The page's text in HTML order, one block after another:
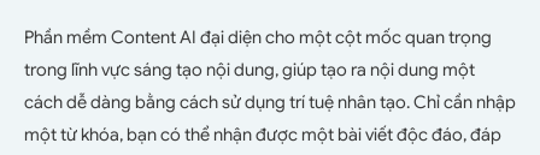
Phần mềm Content AI đại diện cho một cột mốc quan trọng
trong lĩnh vực sáng tạo nội dung, giúp tạo ra nội dung một
cách dễ dàng bằng cách sử dụng trí tuệ nhân tạo. Chỉ cần nhập
một từ khóa, bạn có thể nhận được một bài viết độc đáo, đáp